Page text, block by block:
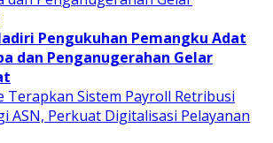
Pengukuhan Pemangku Adat
dan Penganugerahan Gelar